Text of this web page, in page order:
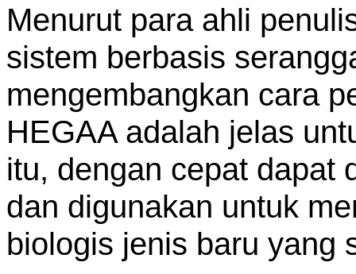
Menurut para ahli
sistem berbasis
mengembangkan cara
HEGAA adalah jelas
itu, dengan cepat dapat
dan digunakan untuk
biologis jenis baru yang